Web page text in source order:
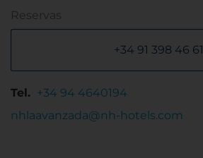
Reservas
+34 91 398 46 61
Tel. +34 94 4640194
nhlaavanzada@nh-hotels.com